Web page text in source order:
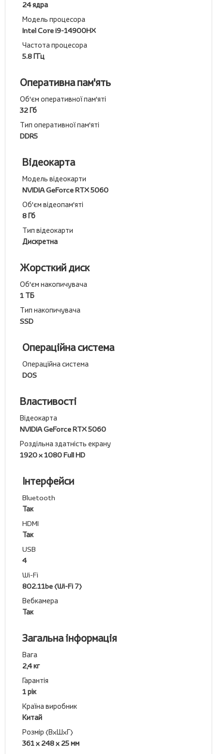
24 ядра
Модель процесора
Intel Core i9-14900HX
Частота процесора
5.8 ГГц
Оперативна пам'ять
Об'єм оперативної пам'яті
32 Гб
Тип оперативної пам'яті
DDR5
Відеокарта
Модель відеокарти
NVIDIA GeForce RTX 5060
Об'єм відеопам'яті
8 Гб
Тип відеокарти
Дискретна
Жорсткий диск
Об'єм накопичувача
1 ТБ
Тип накопичувача
SSD
Операційна система
Операційна система
DOS
Властивості
Відеокарта
NVIDIA GeForce RTX 5060
Роздільна здатність екрану
1920 x 1080 Full HD
Інтерфейси
Bluetooth
Так
HDMI
Так
USB
4
Wi-Fi
802.11be (Wi-Fi 7)
Вебкамера
Так
Загальна інформація
Вага
2,4 кг
Гарантія
1 рік
Країна виробник
Китай
Розмір (ВхШхГ)
361 х 248 х 25 мм